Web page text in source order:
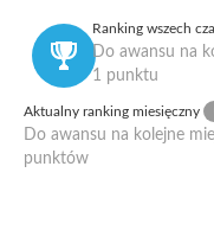
Ranking wszech
Do awansu na
1 punktu
Aktualny ranking miesięczny
Do awansu na kolejne
punktów